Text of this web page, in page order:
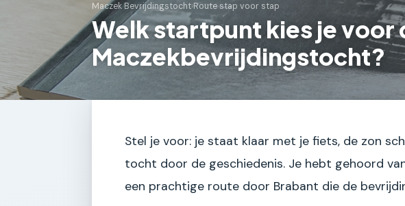
Maczek Bevrijdingstocht›Route stap voor stap
Welk startpunt kies je voor
Maczekbevrijdingstocht?
Stel je voor: je staat klaar met je fiets, de zon
tocht door de geschiedenis. Je hebt gehoord
een prachtige route door Brabant die de